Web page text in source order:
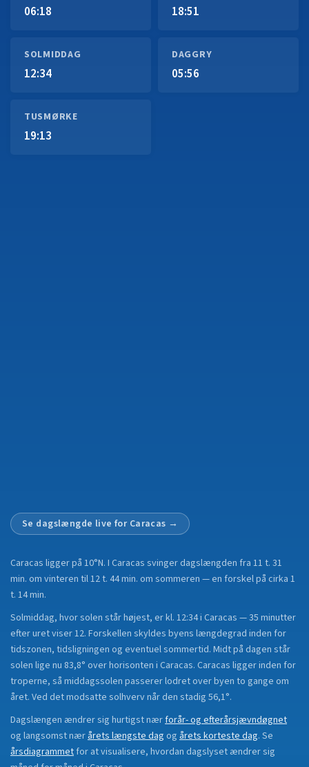
06:18 18:51
SOLMIDDAG
12:34
DAGGRY
05:56
TUSMØRKE
19:13
Se dagslængde live for Caracas →
Caracas ligger på 10°N. I Caracas svinger dagslængden fra 11 t. 31
min. om vinteren til 12 t. 44 min. om sommeren — en forskel på cirka 1
t. 14 min.
Solmiddag, hvor solen står højest, er kl. 12:34 i Caracas — 35 minutter
efter uret viser 12. Forskellen skyldes byens længdegrad inden for
tidszonen, tidsligningen og eventuel sommertid. Midt på dagen står
solen lige nu 83,8° over horisonten i Caracas. Caracas ligger inden for
troperne, så middagssolen passerer lodret over byen to gange om
året. Ved det modsatte solhverv når den stadig 56,1°.
Dagslængen ændrer sig hurtigst nærforår- og efterårsjævndøgnet
og langsomst nærårets længste dag og årets korteste dag. Se
årsdiagrammetfor at visualisere, hvordan dagslyset ændrer sig